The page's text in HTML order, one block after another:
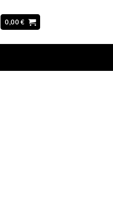
0,00€